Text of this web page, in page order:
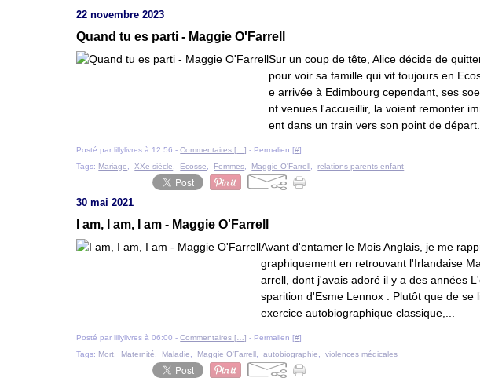
22 novembre 2023
Quand tu es parti - Maggie O'Farrell
Sur un coup de tête, Alice décide de
pour voir sa famille qui vit toujours en
e arrivée à Edimbourg cependant, ses
nt venues l'accueillir, la voient remonter
ent dans un train vers son point de
Posté par lillylivres à 12:56 -Commentaires [ …] - Permalien [#]
Tags: Mariage XXe siècle Ecosse Femmes Maggie O'Farrell ,relations parents-enfant
30 mai 2021
I am, I am, I am - Maggie O'Farrell
Avant d'entamer le Mois Anglais, je me
graphiquement en retrouvant l'Irlandaise
arrell, dont j'avais adoré il y a des années
sparition d'Esme Lennox . Plutôt que de se
exercice autobiographique classique,...
Posté par lillylivres à 06:00 -Commentaires [ …] - Permalien [#]
Tags: Mort Maternité Maladie Maggie O'Farrell ,autobiographie ,violences médicales